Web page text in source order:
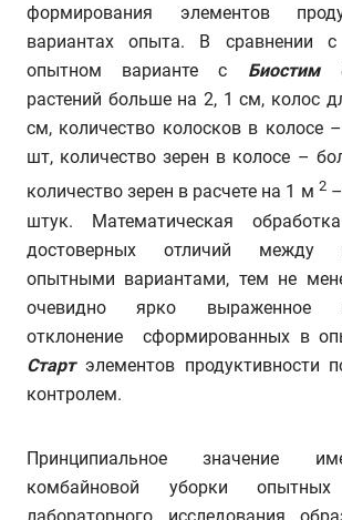
формирования элементов
вариантах опыта. В сравнении
опытном варианте с Биостим
растений больше на 2, 1 см, колос
см, количество колосков в колосе
шт, количество зерен в колосе –
количество зерен в расчете на 1 м 2–
штук. Математическая
достоверных отличий между
опытными вариантами, тем не
очевидно ярко выраженное
отклонение сформированных в
Стартэлементов продуктивности
контролем.
Принципиальное значение
комбайновой уборки
лабораторного исследования